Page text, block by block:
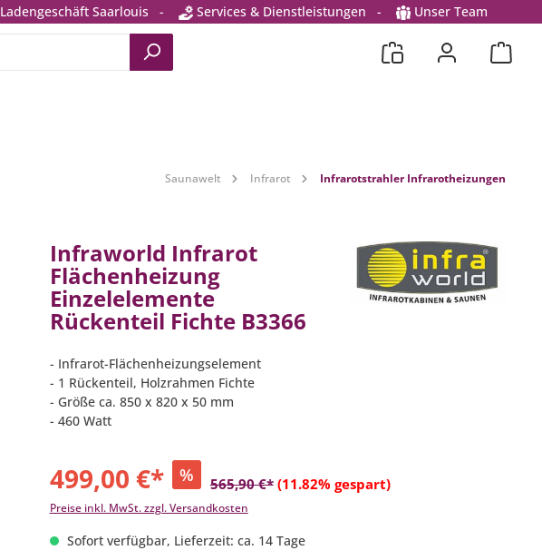
Ladengeschäft Saarlouis - Services & Dienstleistungen - Unser Team
Saunawelt Infrarot Infrarotstrahler Infrarotheizungen
Infraworld Infrarot
Flächenheizung
Einzelelemente
Rückenteil Fichte B3366
- Infrarot-Flächenheizungselement
- 1 Rückenteil, Holzrahmen Fichte
- Größe ca. 850 x 820 x 50 mm
- 460 Watt
499,00 €* % 565,90 €* (11.82% gespart)
Preise inkl. MwSt. zzgl. Versandkosten
Sofort verfügbar, Lieferzeit: ca. 14 Tage